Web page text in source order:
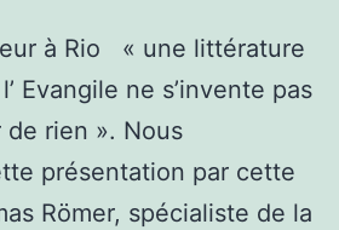
à Rio « une littérature
Evangile ne s’invente pas
rien ». Nous
présentation par cette
Römer, spécialiste de la